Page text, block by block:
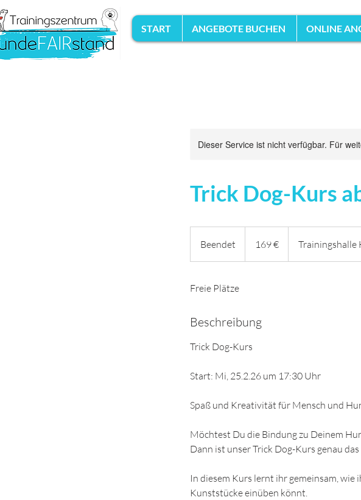
START ANGEBOTE BUCHEN ONLINE
Dieser Service ist nicht verfügbar. Für
Trick Dog-Kurs
Beendet
e
n
e
169 € Trainingshalle
Freie Plätze
Beschreibung
Trick Dog-Kurs
Start: Mi, 25.2.26 um 17:30 Uhr
Spaß und Kreativität für Mensch und
Möchtest Du die Bindung zu Deinem
Dann ist unser Trick Dog-Kurs genau
In diesem Kurs lernt ihr gemeinsam,
Kunststücke einüben könnt.